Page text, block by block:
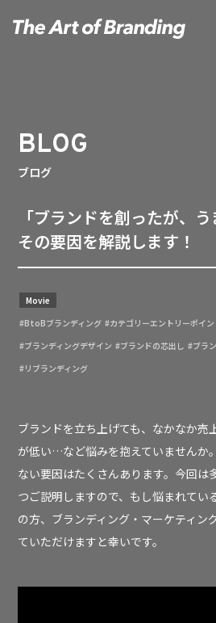
BLOG
ブログ
「ブランドを創ったが、
その要因を解説します！
Movie
#BtoBブランディング #カテゴリーエントリーポイン
#ブランディングデザイン #ブランドの芯出し #ブラ
#リブランディング
ブランドを立ち上げても、なかなか売
が低い…など悩みを抱えていませんか
ない要因はたくさんあります。今回は
つご説明しますので、もし悩まれてい
の方、ブランディング・マーケティン
ていただけますと幸いです。